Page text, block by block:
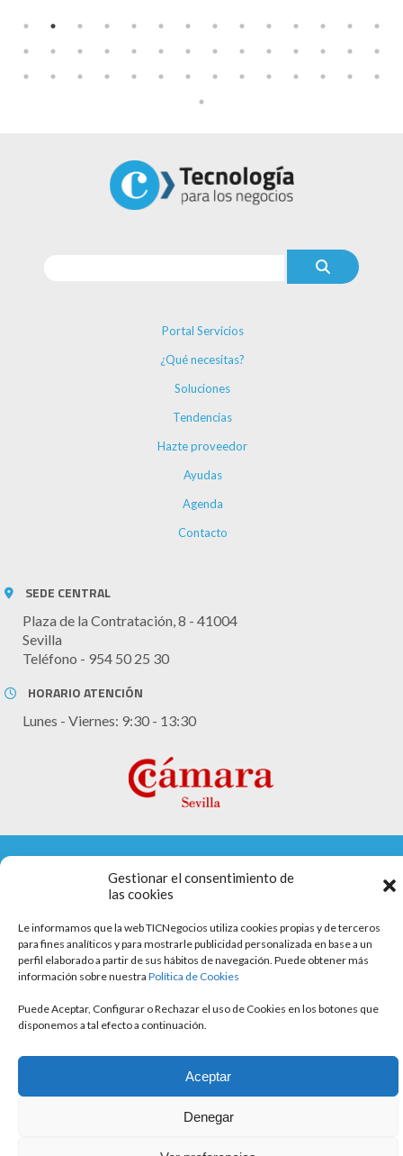
Gestionar el consentimiento de
las cookies
Le informamos que la web TICNegocios utiliza cookies propias y de terceros
para fines analíticos y para mostrarle publicidad personalizada en base a un
perfil elaborado a partir de sus hábitos de navegación. Puede obtener más
información sobre nuestra Política de Cookies
Puede Aceptar, Configurar o Rechazar el uso de Cookies en los botones que
disponemos a tal efecto a continuación.
Aceptar
Denegar
Portal Servicios
¿Qué necesitas?
Soluciones
Tendencias
Hazte proveedor
Ayudas
Agenda
Contacto
SEDE CENTRAL
Plaza de la Contratación, 8 - 41004
Sevilla
Teléfono - 954 50 25 30
HORARIO ATENCIÓN
Lunes - Viernes: 9:30 - 13:30
Aviso legal
Política de cookies
Política de privacidad